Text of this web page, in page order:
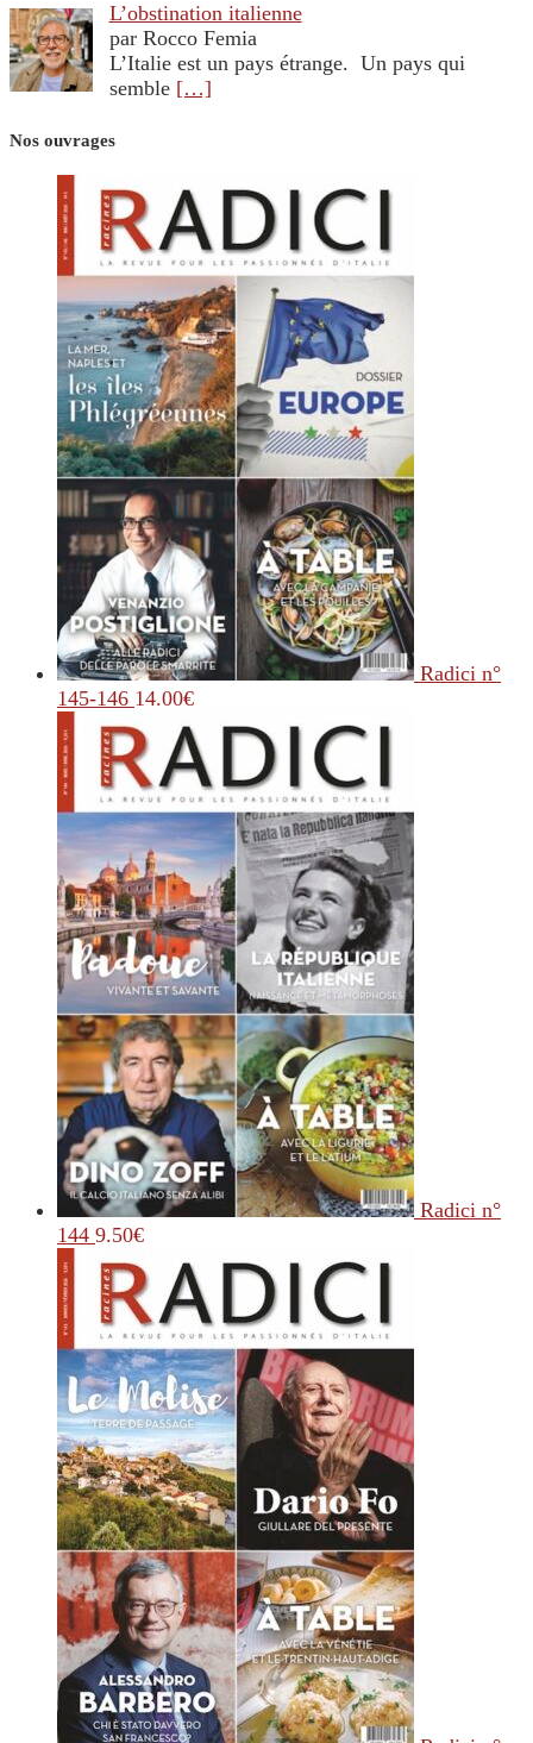
L’obstination italienne
par Rocco Femia
L’Italie est un pays étrange. Un pays qui
semble […]
Nos ouvrages
Radici n°
145-146 14.00€
Radici n°
144 9.50€